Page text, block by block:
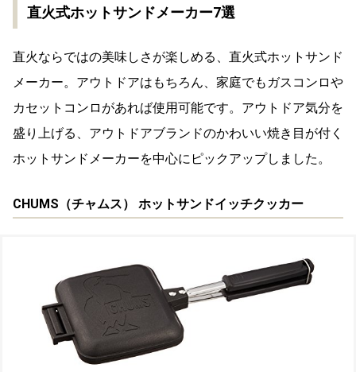
直火式ホットサンドメーカー7選
直火ならではの美味しさが楽しめる、直火式ホットサンド
メーカー。アウトドアはもちろん、家庭でもガスコンロや
カセットコンロがあれば使用可能です。アウトドア気分を
盛り上げる、アウトドアブランドのかわいい焼き目が付く
ホットサンドメーカーを中心にピックアップしました。
CHUMS（チャムス） ホットサンドイッチクッカー